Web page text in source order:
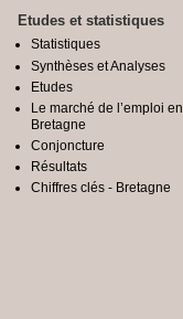
Etudes et statistiques
Statistiques
Synthèses et Analyses
Etudes
Le marché de l’emploi en
Bretagne
Conjoncture
Résultats
Chiffres clés - Bretagne